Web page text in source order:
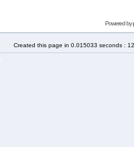
Powered by
Created this page in 0.015033 seconds :